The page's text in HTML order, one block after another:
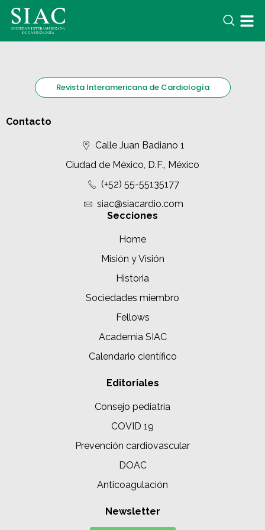
Revista Interamericana de Cardiología
Contacto
Calle Juan Badiano 1
Ciudad de México, D.F., México
(+52) 55-55135177
siac@siacardio.com
Secciones
Home
Misión y Visión
Historia
Sociedades miembro
Fellows
Academia SIAC
Calendario científico
Editoriales
Consejo pediatría
COVID 19
Prevención cardiovascular
DOAC
Anticoagulación
Newsletter